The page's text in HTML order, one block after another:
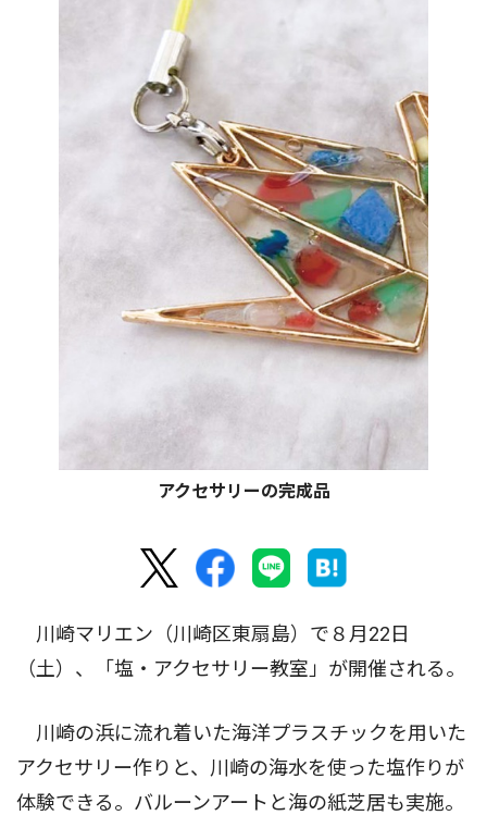
アクセサリーの完成品
川崎マリエン（川崎区東扇島）で８月22日
（土）、「塩・アクセサリー教室」が開催される。
川崎の浜に流れ着いた海洋プラスチックを用いた
アクセサリー作りと、川崎の海水を使った塩作りが
体験できる。バルーンアートと海の紙芝居も実施。